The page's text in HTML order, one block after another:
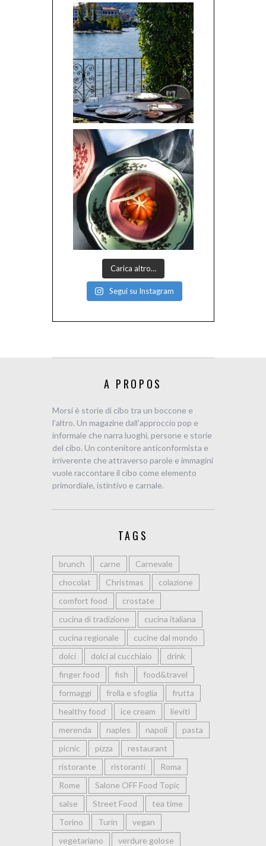
Carica altro…
Segui su Instagram
A PROPOS
Morsi è storie di cibo tra un boccone e
l’altro. Un magazine dall’approccio pop e
informale che narra luoghi, persone e storie
del cibo. Un contenitore anticonformista e
irriverente che attraverso parole e immagini
vuole raccontare il cibo come elemento
primordiale, istintivo e carnale.
TAGS
brunch carne
Carnevale
chocolat
Christmas
colazione
comfort food
crostate
cucina di tradizione
cucina italiana
cucina regionale
cucine dal mondo
dolci
dolci al cucchiaio
drink
finger food
fish
food&travel
formaggi
frolla e sfoglia
frutta
healthy food
ice cream
lieviti
merenda
naples napoli
pasta
picnic
pizza
restaurant
ristorante
ristoranti
Roma
Rome
Salone OFF Food Topic
salse
Street Food
tea time
Torino
Turin
vegan
vegetariano
verdure golose